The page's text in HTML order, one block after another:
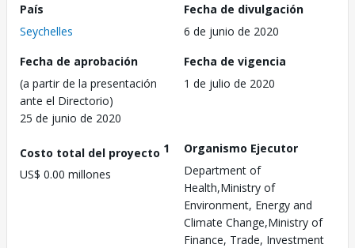
País
Seychelles
Fecha de divulgación
6 de junio de 2020
Fecha de aprobación
(a partir de la presentación
ante el Directorio)
25 de junio de 2020
Fecha de vigencia
1 de julio de 2020
Costo total del proyecto 1
US$ 0.00 millones
Organismo Ejecutor
Department of
Health,Ministry of
Environment, Energy and
Climate Change,Ministry of
Finance, Trade, Investment